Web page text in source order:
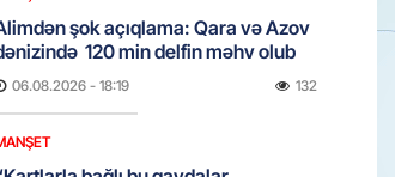
şok açıqlama: Qara və Azov
120 min delfin məhv olub
06.08.2026 - 18:19 132